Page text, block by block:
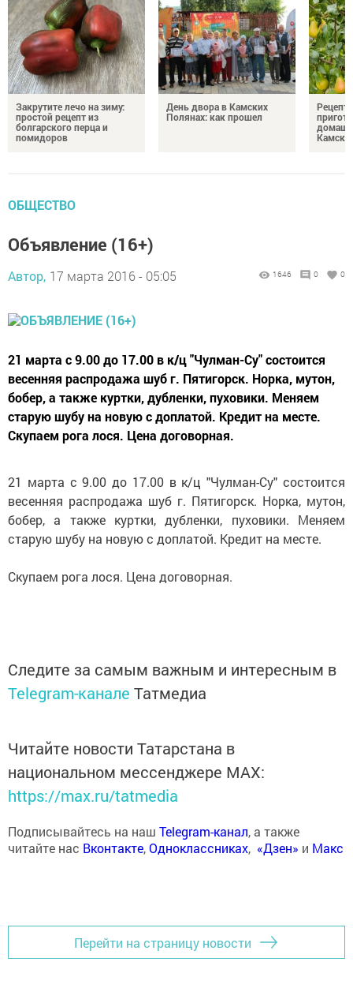
Закрутите лечо на зиму:
простой рецепт из
болгарского перца и
помидоров
День двора в Камских
Полянах: как прошел
ОБЩЕСТВО
Объявление (16+)
Автор, 17 марта 2016 - 05:05 1646 0 0
21 марта с 9.00 до 17.00 в к/ц "Чулман-Су" состоится
весенняя распродажа шуб г. Пятигорск. Норка, мутон,
бобер, а также куртки, дубленки, пуховики. Меняем
старую шубу на новую с доплатой. Кредит на месте.
Скупаем рога лося. Цена договорная.
21 марта с 9.00 до 17.00 в к/ц "Чулман-Су" состоится
весенняя распродажа шуб г. Пятигорск. Норка, мутон,
бобер, а также куртки, дубленки, пуховики. Меняем
старую шубу на новую с доплатой. Кредит на месте.
Скупаем рога лося. Цена договорная.
Следите за самым важным и интересным в
Telegram-канале Татмедиа
Читайте новости Татарстана в
национальном мессенджере MАХ:
https://max.ru/tatmedia
Подписывайтесь на наш Telegram-канал, а также
читайте нас Вконтакте,Одноклассниках, «Дзен» и Макс
Перейти на страницу новости